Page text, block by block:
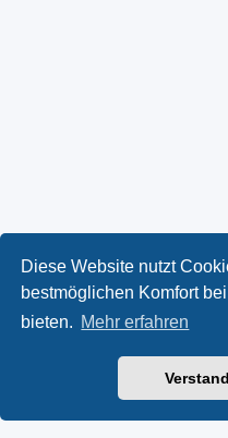
Diese Website nutzt
bestmöglichen Komfort
bieten. Mehr erfahren